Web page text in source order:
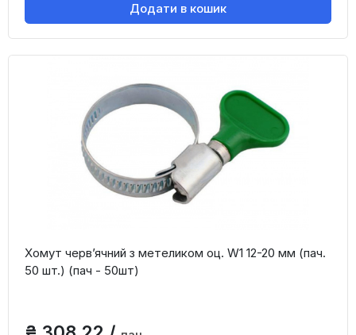
Додати в кошик
Хомут черв’ячний з метеликом оц. W1 12-20 мм (пач.
50 шт.) (пач - 50шт)